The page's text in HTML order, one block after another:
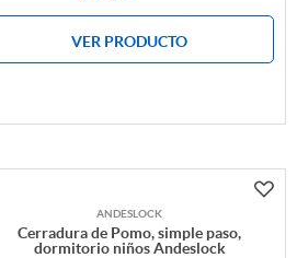
VER PRODUCTO
ANDESLOCK
Cerradura de Pomo, simple paso,
dormitorio niños Andeslock